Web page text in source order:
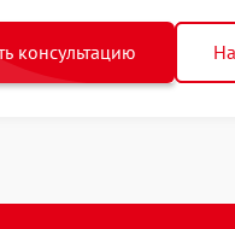
консультацию